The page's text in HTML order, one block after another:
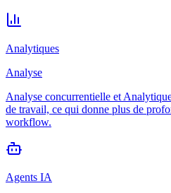
Analytiques
Analyse
Analyse concurrentielle et
de travail, ce qui donne plus de
workflow.
Agents IA